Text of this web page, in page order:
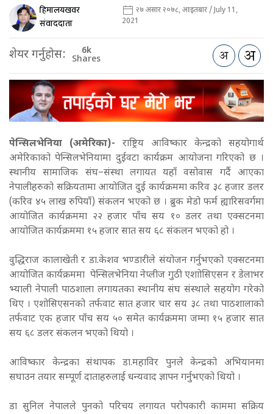
हिमालयखवर
संवाददाता
२७ असार २०७८, आइतबार / July 11,
2021
शेयर गर्नुहोस: 6k
Shares
पेन्सिलभेनिया (अमेरिका)- राष्ट्रिय आविष्कार केन्द्रको सहयोगार्थ
अमेरिकाको पेन्सिलभेनियामा दुईवटा कार्यक्रम आयोजना गरिएको छ ।
स्थानीय सामाजिक संघ–संस्था लगायत यहाँ वसोवास गर्दै आएका
नेपालीहरुको सक्रियतामा आयोजित दुई कार्यक्रममा करिव ३८ हजार डलर
(करिव ४५ लाख रुपियाँ) संकलन भएको छ । ब्रुक मेडो फर्म ह्यारिसवर्गमा
आयोजित कार्यक्रममा २२ हजार पाँच सय १० डलर तथा एक्सटनमा
आयोजित कार्यक्रममा १५ हजार सात सय ६८ संकलन भएको हो ।
वुद्धिराज कालाखेती र डा.केशव भण्डारीले संयोजन गर्नुभएको एक्सटनमा
आयोजित कार्यक्रममा पेन्सिलभेनिया नेप्लीज गुठी एशाोसिएसन र डेलाभर
भ्याली नेपाली पाठशाला लगायतका स्थानीय संघ संस्थाले सहयोग गरेको
थिए । एशोसिएसनको तर्फवाट सात हजार चार सय ३८ तथा पाठशालाको
तर्फवाट एक हजार पाँच सय ५० समेत कार्यक्रममा जम्मा १५ हजार सात
सय ६८ डलर संकलन भएको थियो ।
आविष्कार केन्द्रका संथापक डा.महाविर पुनले केन्द्रको अभियानमा
सघाउन तयार सम्पूर्ण दाताहरुलाई धन्यवाद ज्ञापन गर्नुभएको थियो ।
डा सुनिल नेपालले पुनको परिचय लगायत परोपकारी काममा सक्रिय